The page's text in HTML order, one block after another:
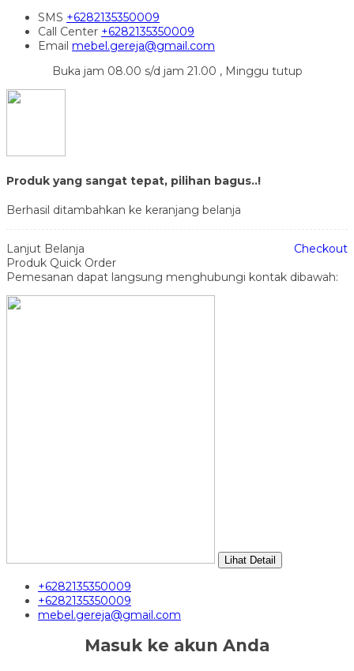
SMS +6282135350009
Call Center +6282135350009
Email mebel.gereja@gmail.com
Buka jam 08.00 s/d jam 21.00 , Minggu tutup
Produk yang sangat tepat, pilihan bagus..!
Berhasil ditambahkan ke keranjang belanja
Lanjut Belanja
Checkout
Produk Quick Order
Pemesanan dapat langsung menghubungi kontak dibawah:
Lihat Detail
+6282135350009
+6282135350009
mebel.gereja@gmail.com
Masuk ke akun Anda